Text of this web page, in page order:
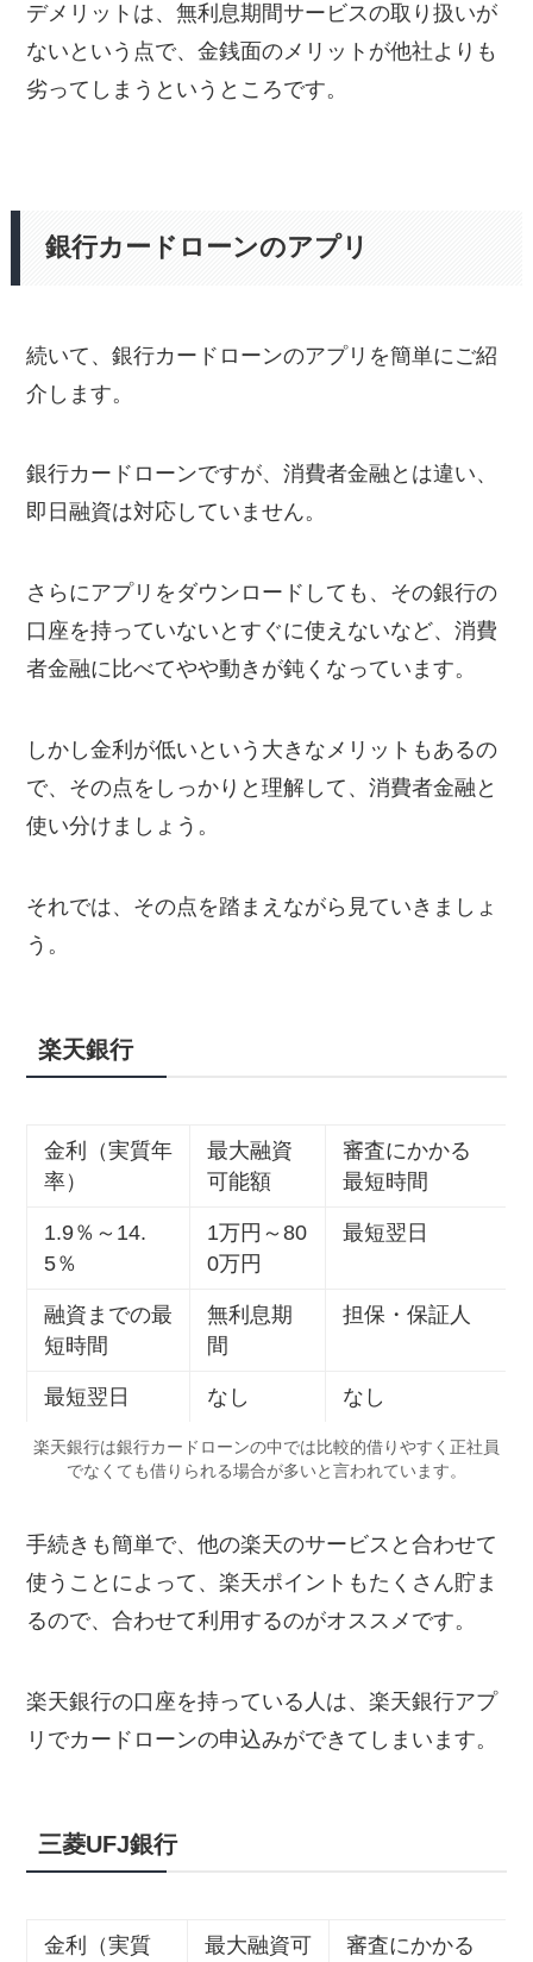
デメリットは、無利息期間サービスの取り扱いが
ないという点で、金銭面のメリットが他社よりも
劣ってしまうというところです。
銀行カードローンのアプリ
続いて、銀行カードローンのアプリを簡単にご紹
介します。
銀行カードローンですが、消費者金融とは違い、
即日融資は対応していません。
さらにアプリをダウンロードしても、その銀行の
口座を持っていないとすぐに使えないなど、消費
者金融に比べてやや動きが鈍くなっています。
しかし金利が低いという大きなメリットもあるの
で、その点をしっかりと理解して、消費者金融と
使い分けましょう。
それでは、その点を踏まえながら見ていきましょ
う。
楽天銀行
金利（実質年
率）
最大融資
可能額
審査にかかる
最短時間
1.9％～14.
5％
1万円～80
0万円
最短翌日
融資までの最
短時間
無利息期
間
担保・保証人
最短翌日 なし なし
楽天銀行は銀行カードローンの中では比較的借りやすく正社員
でなくても借りられる場合が多いと言われています。
手続きも簡単で、他の楽天のサービスと合わせて
使うことによって、楽天ポイントもたくさん貯ま
るので、合わせて利用するのがオススメです。
楽天銀行の口座を持っている人は、楽天銀行アプ
リでカードローンの申込みができてしまいます。
三菱UFJ銀行
金利（実質 最大融資可 審査にかかる